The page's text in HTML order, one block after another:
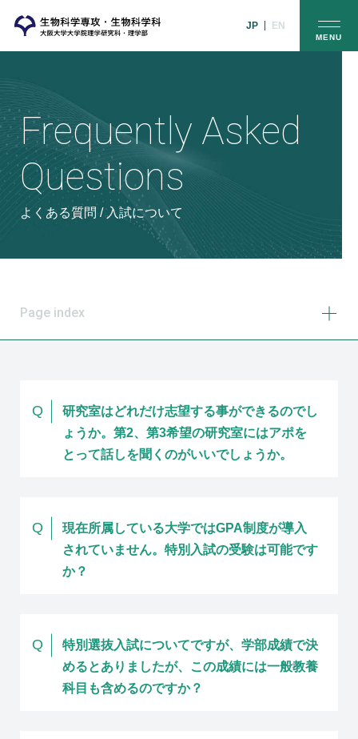
JP EN
MENU
Frequently Asked
Questions
よくある質問 / 入試について
Page index
Q
研究室はどれだけ志望する事ができるのでし
ょうか。 第2、第3希望の研究室にはアポを
とって話しを聞くのがいいでしょうか。
Q
現在所属している大学ではGPA制度が導入
されていません。 特別入試の受験は可能です
か？
Q
特別選抜入試についてですが、学部成績で決
めるとありましたが、この成績には一般教養
科目も含めるのですか？